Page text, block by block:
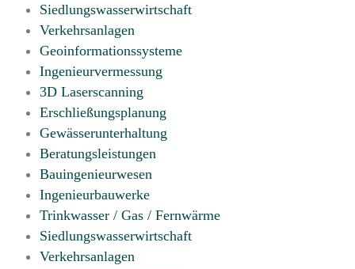
Siedlungswasserwirtschaft
Verkehrsanlagen
Geoinformationssysteme
Ingenieurvermessung
3D Laserscanning
Erschließungsplanung
Gewässerunterhaltung
Beratungsleistungen
Bauingenieurwesen
Ingenieurbauwerke
Trinkwasser / Gas / Fernwärme
Siedlungswasserwirtschaft
Verkehrsanlagen